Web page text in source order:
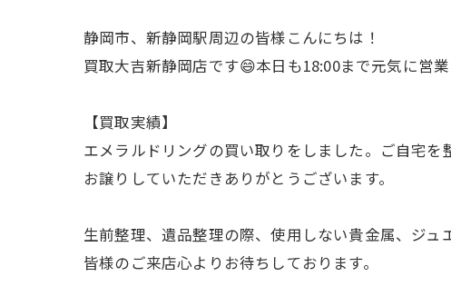
静岡市、新静岡駅周辺の皆様こんにちは！
買取大吉新静岡店です😄本日も18:00まで元気に営業
【買取実績】
エメラルドリングの買い取りをしました。ご自宅
お譲りしていただきありがとうございます。
生前整理、遺品整理の際、使用しない貴金属、ジ
皆様のご来店心よりお待ちしております。